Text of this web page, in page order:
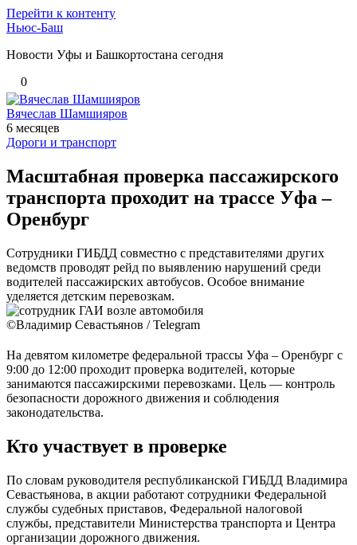
Перейти к контенту
Ньюс-Баш
Новости Уфы и Башкортостана сегодня
0
Вячеслав Шамшияров
6 месяцев
Дороги и транспорт
Масштабная проверка пассажирского
транспорта проходит на трассе Уфа –
Оренбург
Сотрудники ГИБДД совместно с представителями других
ведомств проводят рейд по выявлению нарушений среди
водителей пассажирских автобусов. Особое внимание
уделяется детским перевозкам.
©Владимир Севастьянов / Telegram
На девятом километре федеральной трассы Уфа – Оренбург с
9:00 до 12:00 проходит проверка водителей, которые
занимаются пассажирскими перевозками. Цель — контроль
безопасности дорожного движения и соблюдения
законодательства.
Кто участвует в проверке
По словам руководителя республиканской ГИБДД Владимира
Севастьянова, в акции работают сотрудники Федеральной
службы судебных приставов, Федеральной налоговой
службы, представители Министерства транспорта и Центра
организации дорожного движения.